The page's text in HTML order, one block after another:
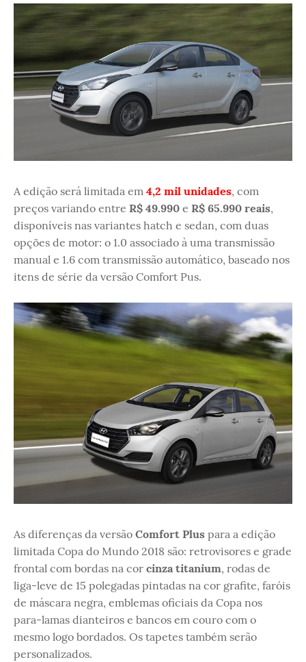
A edição será limitada em 4,2 mil unidades, com
preços variando entre R$ 49.990 e R$ 65.990 reais,
disponíveis nas variantes hatch e sedan, com duas
opções de motor: o 1.0 associado à uma transmissão
manual e 1.6 com transmissão automático, baseado nos
itens de série da versão Comfort Pus.
As diferenças da versão Comfort Plus para a edição
limitada Copa do Mundo 2018 são: retrovisores e grade
frontal com bordas na cor cinza titanium, rodas de
liga-leve de 15 polegadas pintadas na cor grafite, faróis
de máscara negra, emblemas oficiais da Copa nos
para-lamas dianteiros e bancos em couro com o
mesmo logo bordados. Os tapetes também serão
personalizados.